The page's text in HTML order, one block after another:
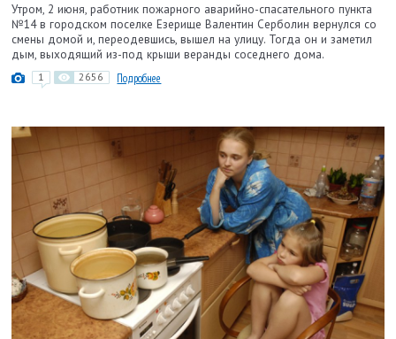
Утром, 2 июня, работник пожарного аварийно-спасательного пункта
№14 в городском поселке Езерище Валентин Серболин вернулся со
смены домой и, переодевшись, вышел на улицу. Тогда он и заметил
дым, выходящий из-под крыши веранды соседнего дома.
1 2656 Подробнее